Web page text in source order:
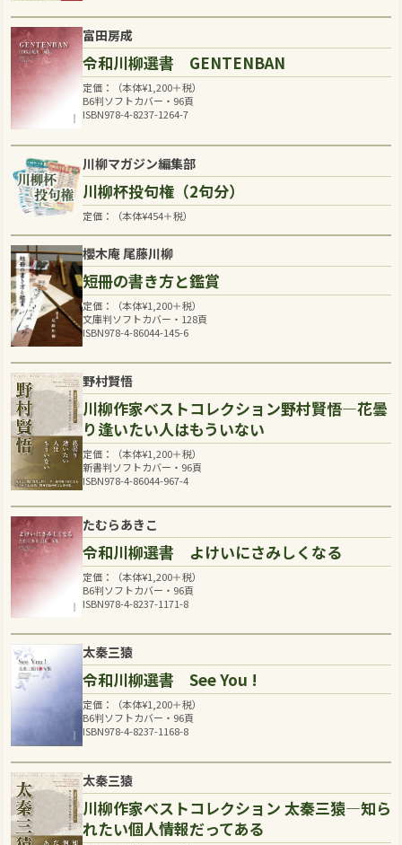
富田房成
令和川柳選書 GENTENBAN
定価：（本体¥1,200＋税）
B6判ソフトカバー・96頁
ISBN978-4-8237-1264-7
川柳マガジン編集部
川柳杯投句権（2句分）
定価：（本体¥454＋税）
櫻木庵 尾藤川柳
短冊の書き方と鑑賞
定価：（本体¥1,200＋税）
文庫判ソフトカバー・128頁
ISBN978-4-86044-145-6
野村賢悟
川柳作家ベストコレクション野村賢悟―花曇
り逢いたい人はもういない
定価：（本体¥1,200＋税）
新書判ソフトカバー・96頁
ISBN978-4-86044-967-4
たむらあきこ
令和川柳選書 よけいにさみしくなる
定価：（本体¥1,200＋税）
B6判ソフトカバー・96頁
ISBN978-4-8237-1171-8
太秦三猿
令和川柳選書 See You !
定価：（本体¥1,200＋税）
B6判ソフトカバー・96頁
ISBN978-4-8237-1168-8
太秦三猿
川柳作家ベストコレクション 太秦三猿―知ら
れたい個人情報だってある